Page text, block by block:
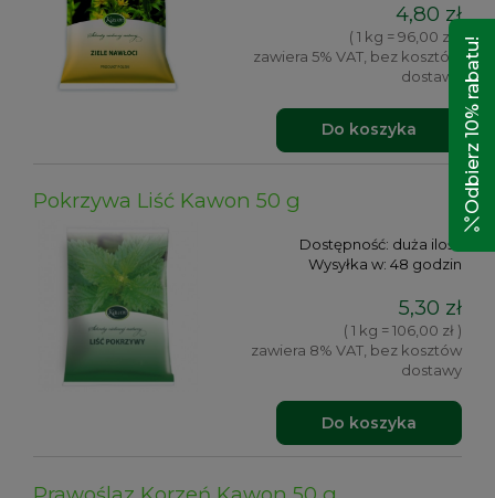
4,80 zł
( 1 kg = 96,00 zł )
zawiera 5% VAT, bez kosztów
dostawy
Do koszyka
Pokrzywa Liść Kawon 50 g
Dostępność: duża ilość
Wysyłka w: 48 godzin
5,30 zł
( 1 kg = 106,00 zł )
zawiera 8% VAT, bez kosztów
dostawy
Do koszyka
Odbierz 10% rabatu!